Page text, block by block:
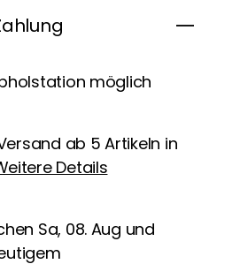
möglich
Versand ab 5 Artikeln in
Details
Sa, 08. Aug und